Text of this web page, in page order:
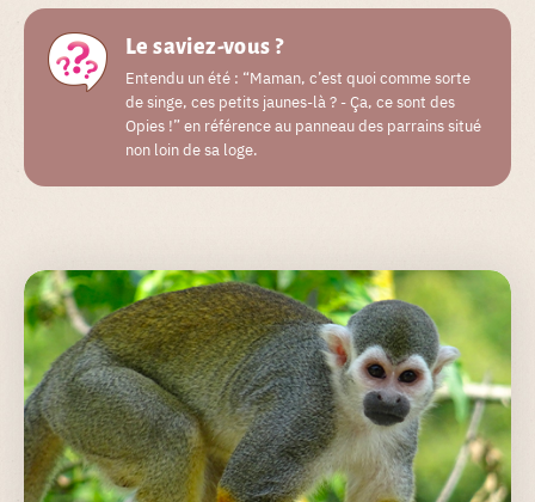
Le saviez-vous ?
Entendu un été : “Maman, c’est quoi comme sorte
de singe, ces petits jaunes-là ? - Ça, ce sont des
Opies !” en référence au panneau des parrains situé
non loin de sa loge.